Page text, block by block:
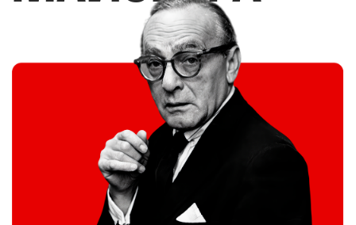
Очный интенсив Института кино
и специалистов смежных
профессий, которые хотят глубже
работать с партнёром, вниманием,
дыханием, голосом и сценическим